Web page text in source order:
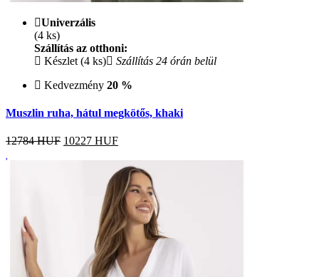
Univerzális
(4 ks)
Szállítás az otthoni:
Készlet (4 ks)
Szállítás 24 órán belül
Kedvezmény 20 %
Muszlin ruha, hátul megkötős, khaki
12784 HUF 10227 HUF